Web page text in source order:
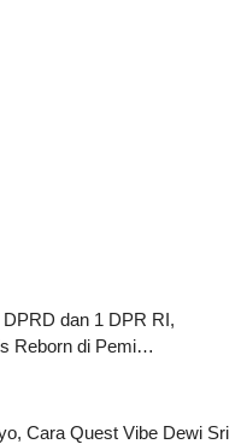
dan 1 DPR RI,
Reborn di Pemi…
Cara Quest Vibe Dewi Sri